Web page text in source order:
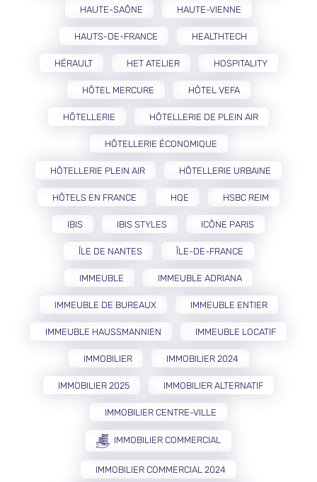
HAUTE-SAÔNE HAUTE-VIENNE
HAUTS-DE-FRANCE HEALTHTECH
HÉRAULT HET ATELIER HOSPITALITY
HÔTEL MERCURE HÔTEL VEFA
HÔTELLERIE HÔTELLERIE DE PLEIN AIR
HÔTELLERIE ÉCONOMIQUE
HÔTELLERIE PLEIN AIR HÔTELLERIE URBAINE
HÔTELS EN FRANCE HQE HSBC REIM
IBIS IBIS STYLES ICÔNE PARIS
ÎLE DE NANTES ÎLE-DE-FRANCE
IMMEUBLE IMMEUBLE ADRIANA
IMMEUBLE DE BUREAUX IMMEUBLE ENTIER
IMMEUBLE HAUSSMANNIEN IMMEUBLE LOCATIF
IMMOBILIER IMMOBILIER 2024
IMMOBILIER 2025 IMMOBILIER ALTERNATIF
IMMOBILIER CENTRE-VILLE
IMMOBILIER COMMERCIAL
IMMOBILIER COMMERCIAL 2024